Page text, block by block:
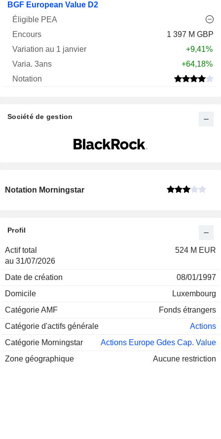
BGF European Value D2
1 397 M GBP
+9,41%
+64,18%
Société de gestion
Notation Morningstar
Profil
Actif total
au 31/07/2026
524 M EUR
Date de création
08/01/1997
Domicile
Luxembourg
Catégorie AMF
Fonds étrangers
Catégorie d'actifs générale
Actions
Catégorie Morningstar
Actions Europe Gdes Cap. Value
Zone géographique
Aucune restriction